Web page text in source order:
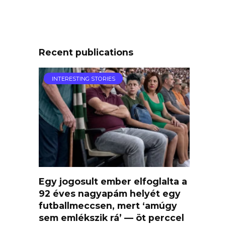
Recent publications
INTERESTING STORIES
Egy jogosult ember elfoglalta a
92 éves nagyapám helyét egy
futballmeccsen, mert ‘amúgy
sem emlékszik rá’ — öt perccel